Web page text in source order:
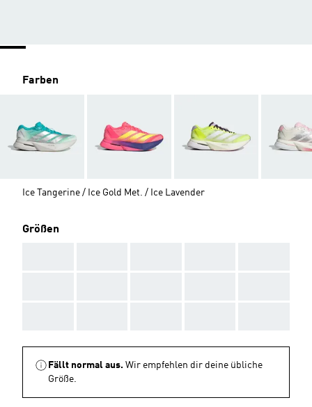
Farben
Ice Tangerine / Ice Gold Met. / Ice Lavender
Größen
Fällt normal aus. Wir empfehlen dir deine übliche
Größe.